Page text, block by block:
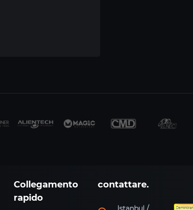
Collegamento
rapido
contattare.